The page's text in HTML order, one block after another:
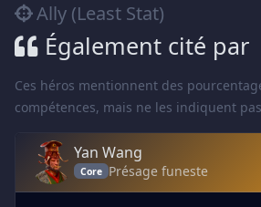
Ally (Least Stat)
Également cité par
Ces héros mentionnent des
compétences, mais ne les indiquent
Yan Wang
Core Présage funeste